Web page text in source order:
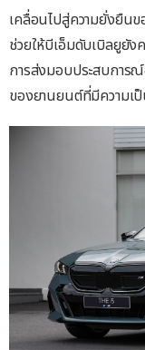
เคลื่อนไปสู่ความยั่งยืน
ช่วยให้บีเอ็มดับเบิลยูยัง
การส่งมอบประสบการ
ของยานยนต์ที่มีความเ